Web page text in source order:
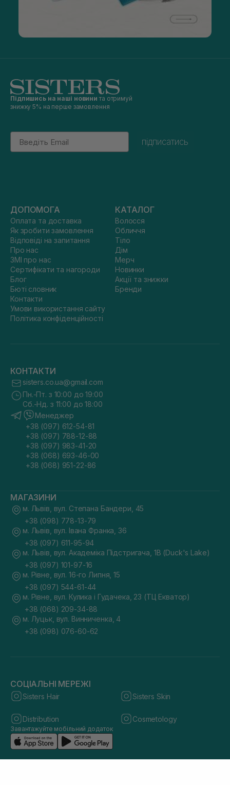
Підпишись на наші новини та отримуй
знижку 5% на перше замовлення
Email
підписатись
ДОПОМОГА
Оплата та доставка
Як зробити замовлення
Відповіді на запитання
Про нас
ЗМІ про нас
Сертифікати та нагороди
Блог
Бюті словник
Контакти
Умови використання сайту
Політика конфіденційності
КАТАЛОГ
Волосся
Обличчя
Тіло
Дім
Мерч
Новинки
Акції та знижки
Бренди
КОНТАКТИ
sisters.co.ua@gmail.com
Пн.-Пт. з 10:00 до 19:00
Сб.-Нд. з 11:00 до 18:00
Менеджер
+38 (097) 612-54-81
+38 (097) 788-12-88
+38 (097) 983-41-20
+38 (068) 693-46-00
+38 (068) 951-22-86
МАГАЗИНИ
м. Львів, вул. Степана Бандери, 45
+38 (098) 778-13-79
м. Львів, вул. Івана Франка, 36
+38 (097) 611-95-94
м. Львів, вул. Академіка Підстригача, 1В (Duck's Lake)
+38 (097) 101-97-16
м. Рівне, вул. 16-го Липня, 15
+38 (097) 544-61-44
м. Рівне, вул. Кулика і Гудачека, 23 (ТЦ Екватор)
+38 (068) 209-34-88
м. Луцьк, вул. Винниченка, 4
+38 (098) 076-60-62
СОЦІАЛЬНІ МЕРЕЖІ
Sisters Hair Sisters Skin
Distribution Cosmetology
Завантажуйте мобільний додаток